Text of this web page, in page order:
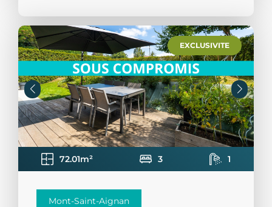
EXCLUSIVITE
72.01m² 3 1
Mont-Saint-Aignan